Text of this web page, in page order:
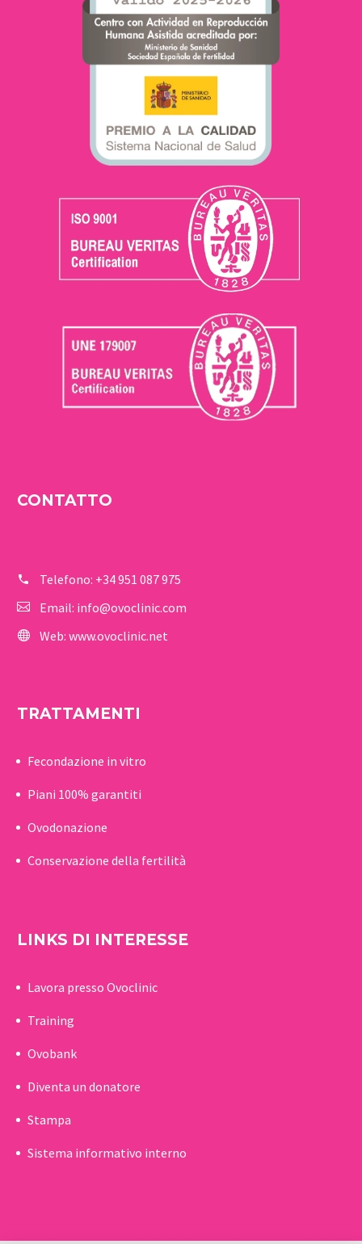
CONTATTO
Telefono: +34 951 087 975
Email: info@ovoclinic.com
Web: www.ovoclinic.net
TRATTAMENTI
Fecondazione in vitro
Piani 100% garantiti
Ovodonazione
Conservazione della fertilità
LINKS DI INTERESSE
Lavora presso Ovoclinic
Training
Ovobank
Diventa un donatore
Stampa
Sistema informativo interno